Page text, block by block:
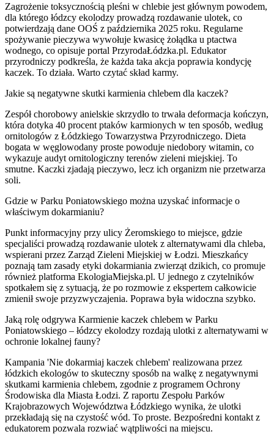
Zagrożenie toksycznością pleśni w chlebie jest głównym powodem,
dla którego łódzcy ekolodzy prowadzą rozdawanie ulotek, co
potwierdzają dane OOŚ z października 2025 roku. Regularne
spożywanie pieczywa wywołuje kwasicę żołądka u ptactwa
wodnego, co opisuje portal PrzyrodaŁódzka.pl. Edukator
przyrodniczy podkreśla, że każda taka akcja poprawia kondycję
kaczek. To działa. Warto czytać skład karmy.
Jakie są negatywne skutki karmienia chlebem dla kaczek?
Zespół chorobowy anielskie skrzydło to trwała deformacja kończyn,
która dotyka 40 procent ptaków karmionych w ten sposób, według
ornitologów z Łódzkiego Towarzystwa Przyrodniczego. Dieta
bogata w węglowodany proste powoduje niedobory witamin, co
wykazuje audyt ornitologiczny terenów zieleni miejskiej. To
smutne. Kaczki zjadają pieczywo, lecz ich organizm nie przetwarza
soli.
Gdzie w Parku Poniatowskiego można uzyskać informacje o
właściwym dokarmianiu?
Punkt informacyjny przy ulicy Żeromskiego to miejsce, gdzie
specjaliści prowadzą rozdawanie ulotek z alternatywami dla chleba,
wspierani przez Zarząd Zieleni Miejskiej w Łodzi. Mieszkańcy
poznają tam zasady etyki dokarmiania zwierząt dzikich, co promuje
również platforma EkologiaMiejska.pl. U jednego z czytelników
spotkałem się z sytuacją, że po rozmowie z ekspertem całkowicie
zmienił swoje przyzwyczajenia. Poprawa była widoczna szybko.
Jaką rolę odgrywa Karmienie kaczek chlebem w Parku
Poniatowskiego – łódzcy ekolodzy rozdają ulotki z alternatywami w
ochronie lokalnej fauny?
Kampania 'Nie dokarmiaj kaczek chlebem' realizowana przez
łódzkich ekologów to skuteczny sposób na walkę z negatywnymi
skutkami karmienia chlebem, zgodnie z programem Ochrony
Środowiska dla Miasta Łodzi. Z raportu Zespołu Parków
Krajobrazowych Województwa Łódzkiego wynika, że ulotki
przekładają się na czystość wód. To proste. Bezpośredni kontakt z
edukatorem pozwala rozwiać wątpliwości na miejscu.